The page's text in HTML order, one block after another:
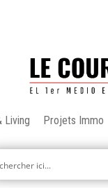
Living Projets Immo